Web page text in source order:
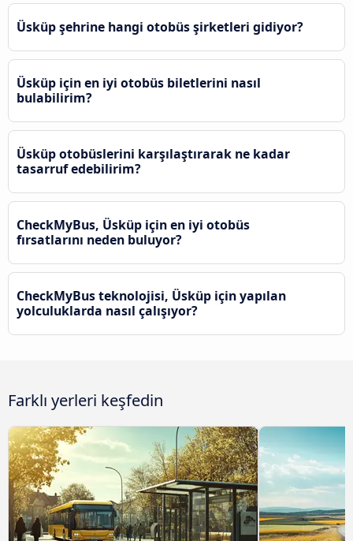
Üsküp şehrine hangi otobüs şirketleri gidiyor?
Üsküp için en iyi otobüs biletlerini nasıl
bulabilirim?
Üsküp otobüslerini karşılaştırarak ne kadar
tasarruf edebilirim?
CheckMyBus, Üsküp için en iyi otobüs
fırsatlarını neden buluyor?
CheckMyBus teknolojisi, Üsküp için yapılan
yolculuklarda nasıl çalışıyor?
Farklı yerleri keşfedin